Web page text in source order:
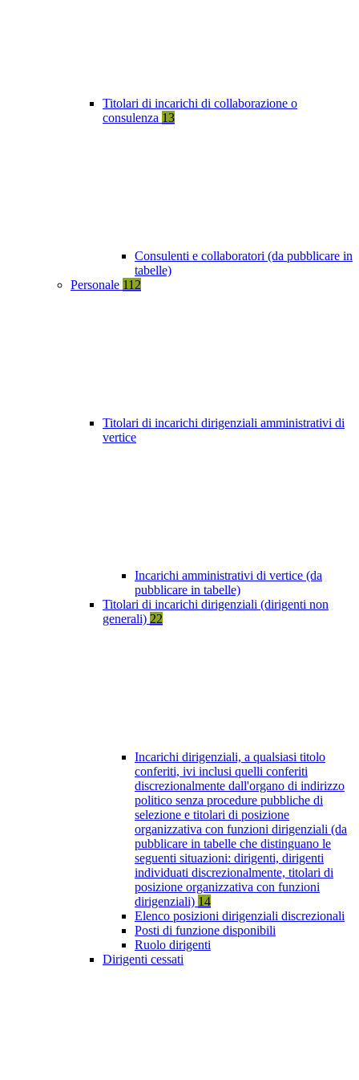
Titolari di incarichi di collaborazione o
consulenza 13
Consulenti e collaboratori (da pubblicare in
tabelle)
Personale 112
Titolari di incarichi dirigenziali amministrativi di
vertice
Incarichi amministrativi di vertice (da
pubblicare in tabelle)
Titolari di incarichi dirigenziali (dirigenti non
generali) 22
Incarichi dirigenziali, a qualsiasi titolo
conferiti, ivi inclusi quelli conferiti
discrezionalmente dall'organo di indirizzo
politico senza procedure pubbliche di
selezione e titolari di posizione
organizzativa con funzioni dirigenziali (da
pubblicare in tabelle che distinguano le
seguenti situazioni: dirigenti, dirigenti
individuati discrezionalmente, titolari di
posizione organizzativa con funzioni
dirigenziali) 14
Elenco posizioni dirigenziali discrezionali
Posti di funzione disponibili
Ruolo dirigenti
Dirigenti cessati